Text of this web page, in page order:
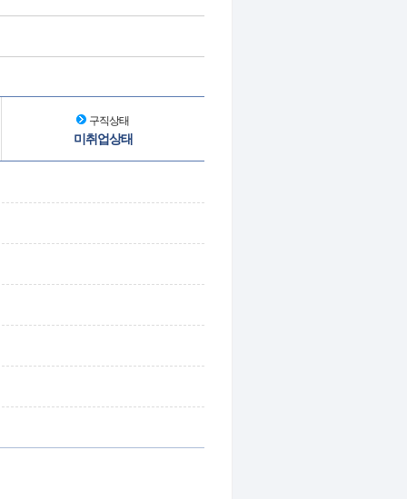
구직상태
미취업상태